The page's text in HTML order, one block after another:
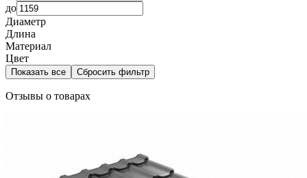
до
Диаметр
Длина
Материал
Цвет
Показать все Сбросить фильтр
Отзывы о товарах